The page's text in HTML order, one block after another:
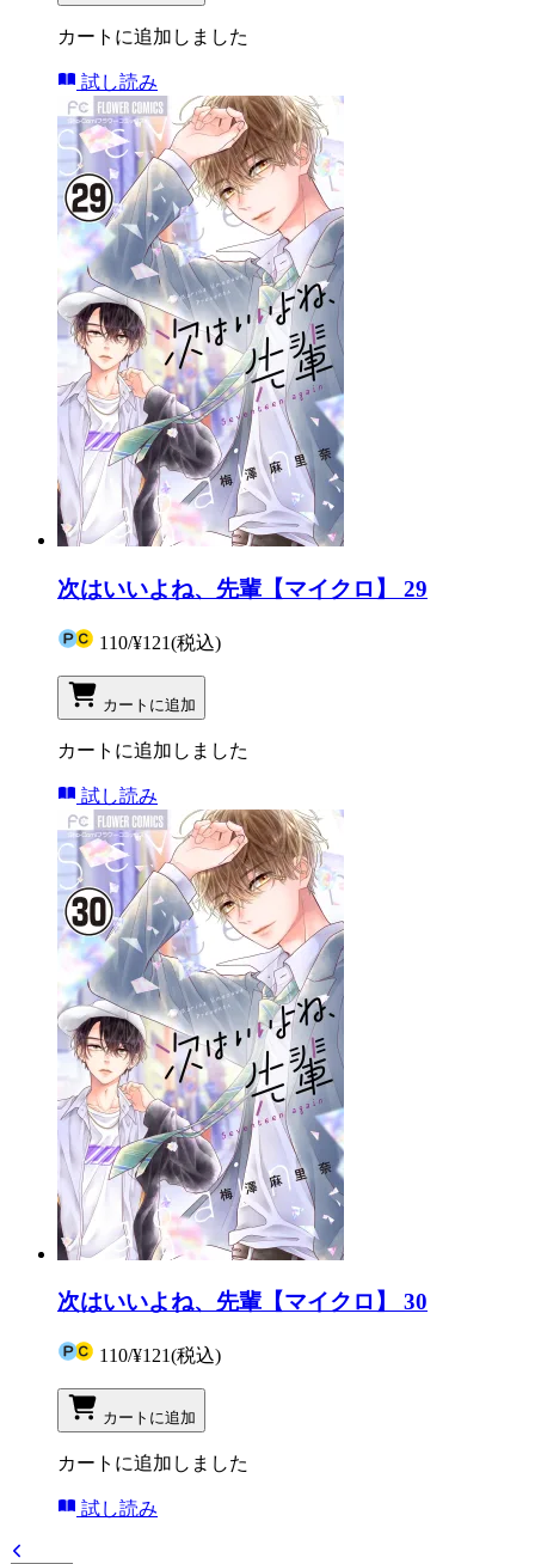
カートに追加しました
試し読み
次はいいよね、先輩【マイクロ】 29
110/¥121(税込)
カートに追加
カートに追加しました
試し読み
次はいいよね、先輩【マイクロ】 30
110/¥121(税込)
カートに追加
カートに追加しました
試し読み